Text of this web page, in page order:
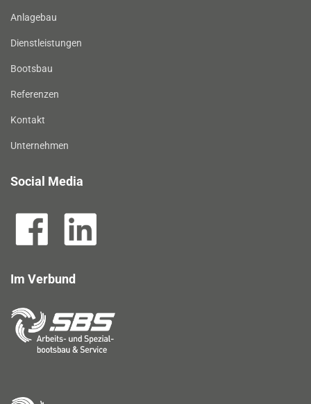
Anlagebau
Dienstleistungen
Bootsbau
Referenzen
Kontakt
Unternehmen
Social Media
Im Verbund